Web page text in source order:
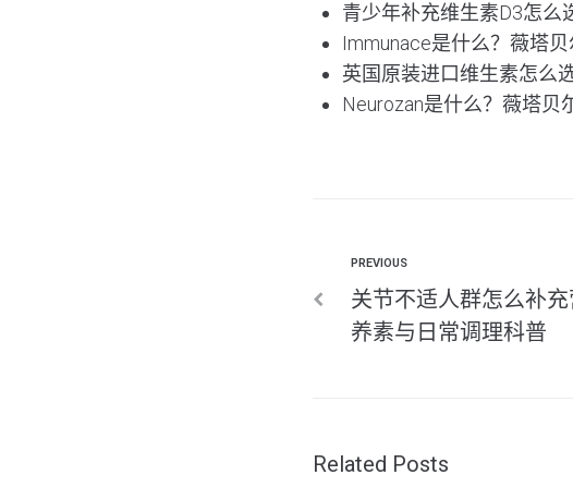
青少年补充维生素D3怎么
Immunace是什么？薇塔
英国原装进口维生素怎么
Neurozan是什么？薇塔
PREVIOUS
关节不适人群怎么补
养素与日常调理科普
Related Posts